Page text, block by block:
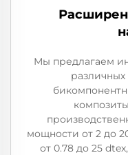
Мы предлагаем
мощности от 2 до
от 0.78 до 25